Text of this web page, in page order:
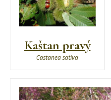
Kaštan pravý
Castanea sativa